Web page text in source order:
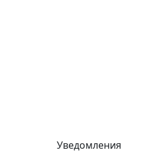
Уведомления